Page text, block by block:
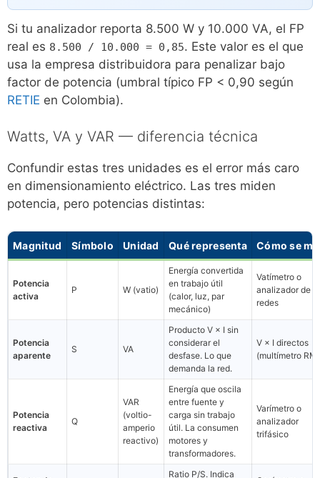
Si tu analizador reporta 8.500 W y 10.000 VA, el FP
real es 8.500 / 10.000 = 0,85. Este valor es el que
usa la empresa distribuidora para penalizar bajo
factor de potencia (umbral típico FP < 0,90 según
RETIE en Colombia).
Watts, VA y VAR — diferencia técnica
Confundir estas tres unidades es el error más caro
en dimensionamiento eléctrico. Las tres miden
potencia, pero potencias distintas:
Magnitud Símbolo Unidad Qué representa Cómo se
Potencia
activa
P W (vatio)
Energía convertida
en trabajo útil
(calor, luz, par
mecánico)
Vatímetro o
analizador de
redes
Potencia
aparente
S VA
Producto V × I sin
considerar el
desfase. Lo que
demanda la red.
V × I directos
(multímetro
Potencia
reactiva
Q
VAR
(voltio-
amperio
reactivo)
Energía que oscila
entre fuente y
carga sin trabajo
útil. La consumen
motores y
transformadores.
Varímetro o
analizador
trifásico
Ratio P/S. Indica